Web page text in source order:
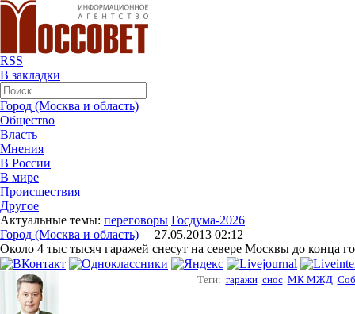
RSS
В закладки
Город (Москва и область)
Общество
Власть
Мнения
В России
В мире
Происшествия
Другое
Актуальные темы: переговоры Госдума-2026
Город (Москва и область) 27.05.2013 02:12
Около 4 тыс тысяч гаражей снесут на севере Москвы до конца
Теги: гаражи снос МК МЖД